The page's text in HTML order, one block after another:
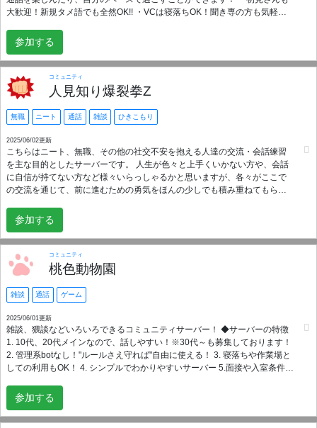
大歓迎！新規タメ語でも全然OK!! ・VCは寝落ちOK！聞き専の方も気軽に
る！ 「居場所が欲しい」「気軽に話せる場所がほしい」「のんびり過ごせ
る空間がほしい」そんな方は、ぜひ一度遊びに来てください！ 皆さんのご
参加をお待ちしております！
参加する
コミュニティ
人見知り爆裂拳Z
無職 ニート 通話 雑談 ひきこもり
2025/06/02更新
こちらはニート、無職、その他の社交不安を抱える人達の交流・会話練習
を主な目的としたサーバーです。 人生が色々と上手くいかない方や、会話
に自信が持てない方など様々いらっしゃるかと思いますが、各々がここで
の交流を通じて、前に進むための勇気をほんの少しでも積み重ねてもらえ
とだと思いますので、参加方法や参加頻度は特に指定しません。サーバー
に慣れるまでの間はROM専での利用もOKです。 なにも気負わず好きなよ
うに使ってみてください。 全てあなたに任せます。 ＝＝＝＝＝＝＝＝＝＝
＝＝＝＝＝＝ ⚠️参加条件 🔻20歳以上限定 ( 20代後半以上の方、大歓
迎！) 🔻大人としての節度ある振る舞いや、気遣いができる方 🔻交流に前向
きな気持ちを持っている方 🔻ルールをきちんと読み、理解できる方 🔻日本
語でのコミュニケーションが可能な方 🚫ご遠慮いただきたい方 🔹挨拶をし
ない、いきなりタメ口など、相手への配慮に欠ける方 🔹センシティブな話
題を共有しすぎる傾向のある方 🔹ゲームのフレンド探しのみを目的として
参加予定の方 ＝＝＝＝＝＝＝＝＝＝＝＝＝＝＝＝ ここはみんなが安心して
参加できる場所でありたいと思っています。 お互いに依存しすぎず、ちょ
うどよい距離感で関わっていけたら嬉しいです。 ご理解とご協力をお願い
いたします。 ※2024年7月25日 サーバー始動
参加する
コミュニティ
桃色動物園
雑談 通話 ゲーム
2025/06/01更新
雑談、猥談などいろいろできるコミュニティサーバー！ ◆サーバーの特徴
1. 10代、20代メインなので、話しやすい！※30代～も募集しております！
2. 管理系botなし！"ルールさえ守れば"自由に使える！ 3. 寝落ちや作業場と
しての利用もOK！ 4. シンプルでわかりやすいサーバー 5.面接や入室条件な
がれる場所です。 興味があれば、ぜひ覗いてみてね！ ※参加後に自己紹介
必須！管理人が確認した後ロールを付与します！
参加する